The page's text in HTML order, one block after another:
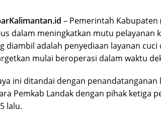
– Pemerintah
dalam meningkatkan mutu pelayanan
diambil adalah penyediaan layanan
mulai beroperasi dalam waktu
ini ditandai dengan penandatanganan
Pemkab Landak dengan pihak ketiga
lalu.